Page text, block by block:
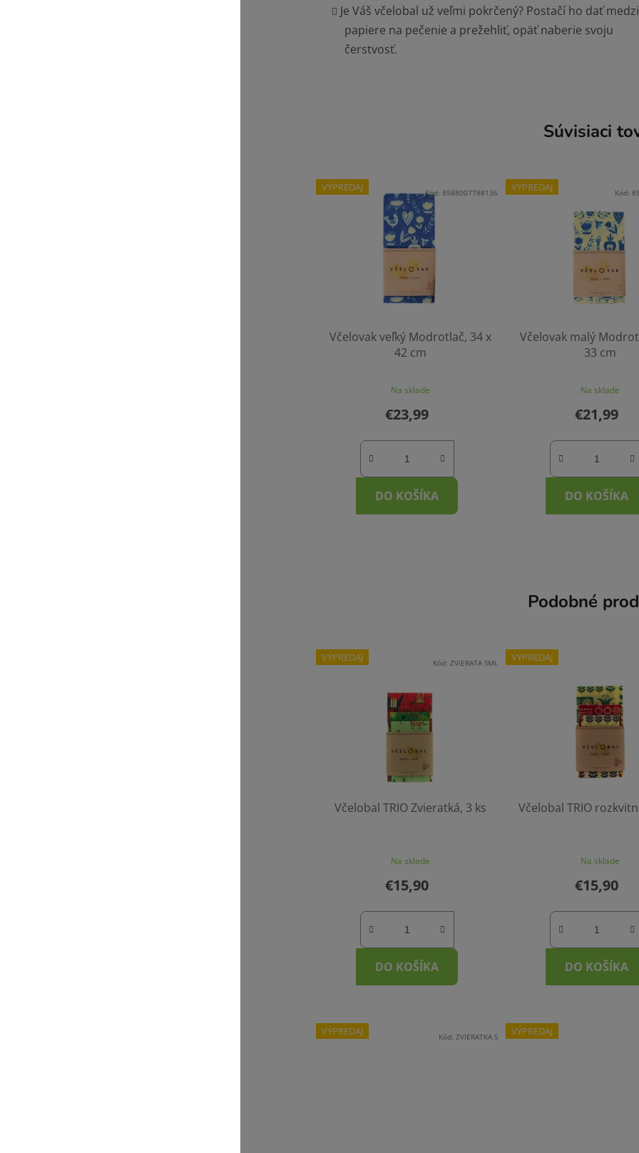
Je Váš včelobal už veľmi pokrčený? Postačí ho dať
papiere na pečenie a prežehliť, opäť naberie svoju
čerstvosť.
Súvisiaci
VÝPREDAJ
Včelovak veľký Modrotlač, 34 x
42 cm
Na sklade
€23,99
DO KOŠÍKA
Kód: 8588007788136 VÝPREDAJ
Včelovak malý
33 cm
Na sklade
€21,99
DO KOŠÍKA
Kód:
Podobné
VÝPREDAJ
Včelobal TRIO Zvieratká, 3 ks
Na sklade
€15,90
DO KOŠÍKA
Kód: ZVIERATA SML VÝPREDAJ
Včelobal TRIO
Na sklade
€15,90
DO KOŠÍKA
VÝPREDAJ Kód: ZVIERATKA S VÝPREDAJ